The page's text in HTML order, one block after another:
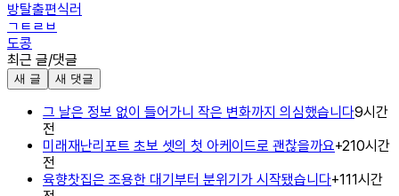
방탈출편식러
ㄱㅌㄹㅂ
도콩
최근 글/댓글
새 글 새 댓글
그 날은 정보 없이 들어가니 작은 변화까지 의심했습니다9시간
전
미래재난리포트 초보 셋의 첫 아케이드로 괜찮을까요+210시간
전
육향찻집은 조용한 대기부터 분위기가 시작됐습니다+111시간